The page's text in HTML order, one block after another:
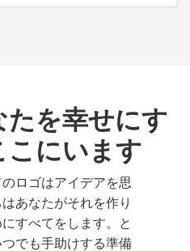
を幸せにす
こにいます
ロゴはアイデアを思
あなたがそれを作り
すべてをします。と
でも手助けする準備